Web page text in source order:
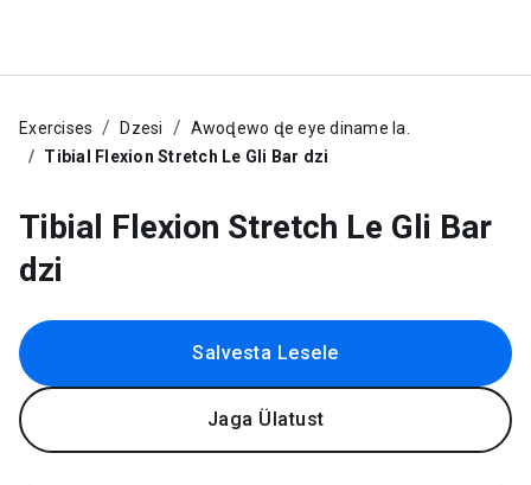
Exercises Dzesi
Awoɖewo ɖe eye diname la.
Tibial Flexion Stretch Le Gli Bar dzi
Tibial Flexion Stretch Le Gli Bar
dzi
Salvesta Lesele
Jaga Ülatust